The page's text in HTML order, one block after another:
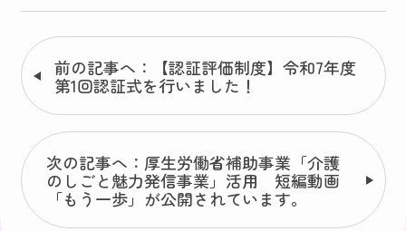
前の記事へ：【認証評価制度】令和7年度
第1回認証式を行いました！
次の記事へ：厚生労働省補助事業「介護
のしごと魅力発信事業」活用 短編動画
「もう一歩」が公開されています。